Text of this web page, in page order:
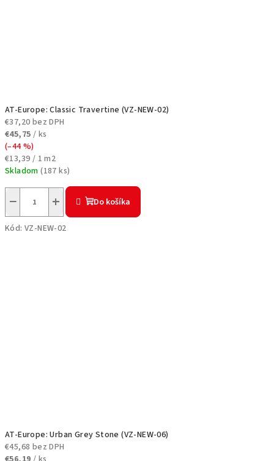
AT-Europe: Classic Travertine (VZ-NEW-02)
€37,20 bez DPH
€45,75 / ks
(–44 %)
Jednotková
cena:
€13,39 / 1 m2
Skladom(187 ks)
+
− Do košíka
Kód: VZ-NEW-02
AT-Europe: Urban Grey Stone (VZ-NEW-06)
€45,68 bez DPH